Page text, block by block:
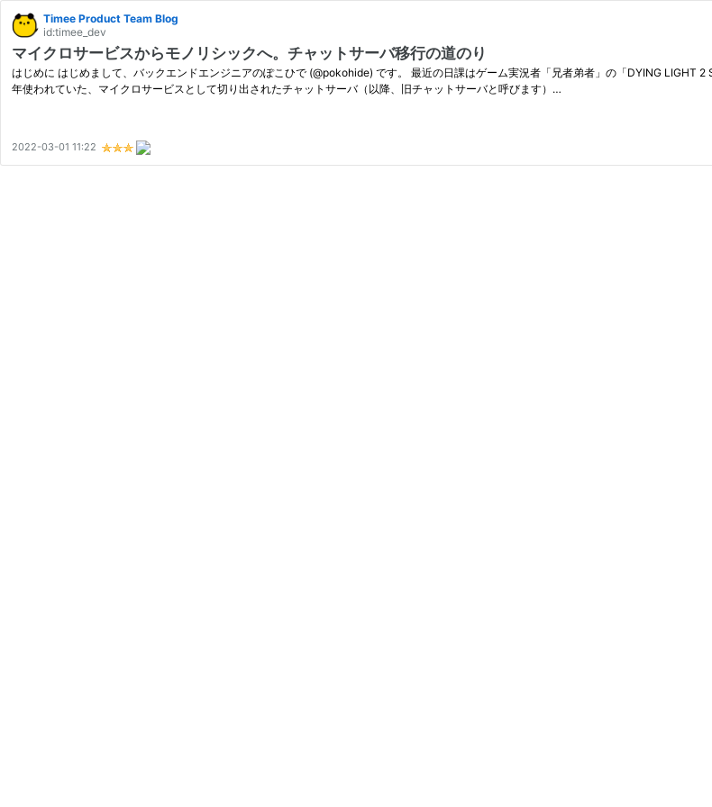
Timee Product Team Blog
id:timee_dev
マイクロサービスからモノリシックへ。チャットサーバ移行の道のり
はじめに はじめまして、バックエンドエンジニアのぽこひで (@pokohide) です。 最近の日課はゲーム実況者「兄者弟者」の「DYING LIGHT
年使われていた、マイクロサービスとして切り出されたチャットサーバ（以降、旧チャットサーバと呼びます）…
2022-03-01 11:22